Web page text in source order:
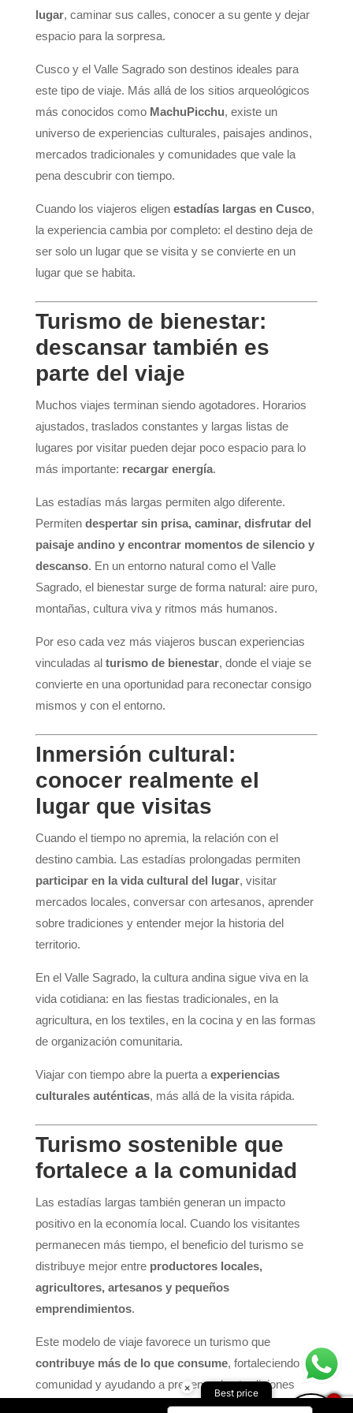
lugar, caminar sus calles, conocer a su gente y dejar
espacio para la sorpresa.
Cusco y el Valle Sagrado son destinos ideales para
este tipo de viaje. Más allá de los sitios arqueológicos
más conocidos como MachuPicchu, existe un
universo de experiencias culturales, paisajes andinos,
mercados tradicionales y comunidades que vale la
pena descubrir con tiempo.
Cuando los viajeros eligen estadías largas en Cusco,
la experiencia cambia por completo: el destino deja de
ser solo un lugar que se visita y se convierte en un
lugar que se habita.
Turismo de bienestar:
descansar también es
parte del viaje
Muchos viajes terminan siendo agotadores. Horarios
ajustados, traslados constantes y largas listas de
lugares por visitar pueden dejar poco espacio para lo
más importante: recargar energía.
Las estadías más largas permiten algo diferente.
Permiten despertar sin prisa, caminar, disfrutar del
paisaje andino y encontrar momentos de silencio y
descanso. En un entorno natural como el Valle
Sagrado, el bienestar surge de forma natural: aire puro,
montañas, cultura viva y ritmos más humanos.
Por eso cada vez más viajeros buscan experiencias
vinculadas al turismo de bienestar, donde el viaje se
convierte en una oportunidad para reconectar consigo
mismos y con el entorno.
Inmersión cultural:
conocer realmente el
lugar que visitas
Cuando el tiempo no apremia, la relación con el
destino cambia. Las estadías prolongadas permiten
participar en la vida cultural del lugar, visitar
mercados locales, conversar con artesanos, aprender
sobre tradiciones y entender mejor la historia del
territorio.
En el Valle Sagrado, la cultura andina sigue viva en la
vida cotidiana: en las fiestas tradicionales, en la
agricultura, en los textiles, en la cocina y en las formas
de organización comunitaria.
Viajar con tiempo abre la puerta a experiencias
culturales auténticas, más allá de la visita rápida.
Turismo sostenible que
fortalece a la comunidad
Las estadías largas también generan un impacto
positivo en la economía local. Cuando los visitantes
permanecen más tiempo, el beneficio del turismo se
distribuye mejor entre productores locales,
agricultores, artesanos y pequeños
emprendimientos.
Este modelo de viaje favorece un turismo que
contribuye más de lo que consume, fortaleciendo la
comunidad y ayudando a preservar las tradiciones
×
Best price
here!
1